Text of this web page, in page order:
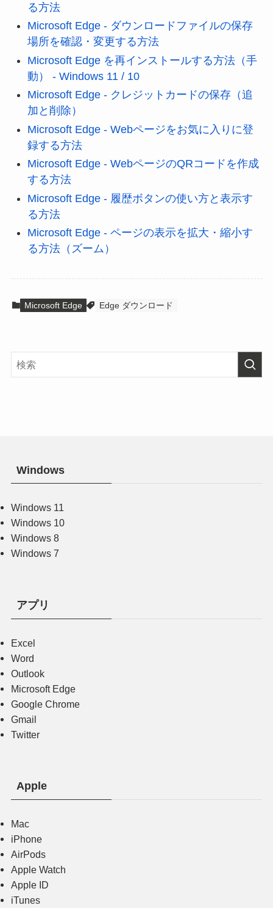
る方法
Microsoft Edge - ダウンロードファイルの保存
場所を確認・変更する方法
Microsoft Edge を再インストールする方法（手
動） - Windows 11 / 10
Microsoft Edge - クレジットカードの保存（追
加と削除）
Microsoft Edge - Webページをお気に入りに登
録する方法
Microsoft Edge - WebページのQRコードを作成
する方法
Microsoft Edge - 履歴ボタンの使い方と表示す
る方法
Microsoft Edge - ページの表示を拡大・縮小す
る方法（ズーム）
Microsoft Edge Edge ダウンロード
Windows
Windows 11
Windows 10
Windows 8
Windows 7
アプリ
Excel
Word
Outlook
Microsoft Edge
Google Chrome
Gmail
Twitter
Apple
Mac
iPhone
AirPods
Apple Watch
Apple ID
iTunes